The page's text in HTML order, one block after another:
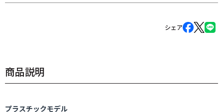
シェア
商品説明
プラスチックモデル